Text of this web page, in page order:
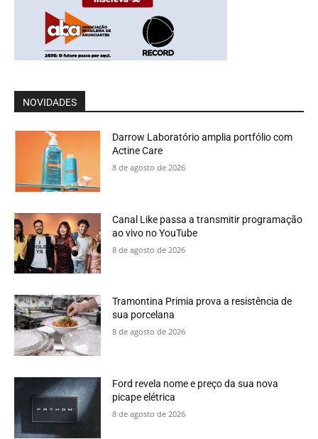
NOVIDADES
Darrow Laboratório amplia portfólio com
Actine Care
8 de agosto de 2026
Canal Like passa a transmitir programação
ao vivo no YouTube
8 de agosto de 2026
Tramontina Primia prova a resistência de
sua porcelana
8 de agosto de 2026
Ford revela nome e preço da sua nova
picape elétrica
8 de agosto de 2026